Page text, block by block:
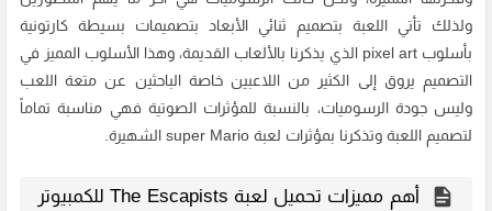
ولذلك تأتي اللعبة بتصميم ثنائي الأبعاد بتصميمات بسيطة كارتونية
بأسلوب pixel art الذي يذكرنا بالألعاب القديمة، وهذا الأسلوب المميز في
التصميم يروق إلى الكثير من اللاعبين خاصة الباحثين عن متعة اللعب
وليس جودة الرسوميات، بالنسبة للمؤثرات الصوتية فهي مناسبة تماماً
لتصميم اللعبة وتذكرنا بمؤثرات لعبة super Mario الشهيرة.
أهم مميزات تحميل لعبة The Escapists للكمبيوتر